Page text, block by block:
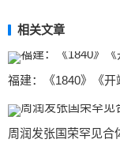
相关文章
福建：《1840》《
周润发张国荣罕见合